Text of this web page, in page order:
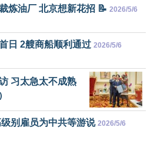
炼油厂 北京想新花招 📝 2026/5/6
日 2艘商船顺利通过 2026/5/6
习太急太不成熟
别雇员为中共等游说 2026/5/6